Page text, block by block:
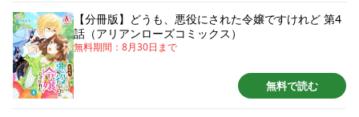
【分冊版】どうも、悪役にされた令嬢ですけれど 第4
話（アリアンローズコミックス）
無料期間： 8月30日 まで
無料で読む